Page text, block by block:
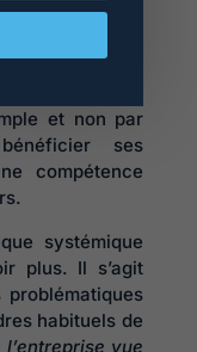
situations
d’apports
l’action !), le
et non par
ses
compétence
systémique
plus. Il s’agit
problématiques
habituels de
l’entreprise vue